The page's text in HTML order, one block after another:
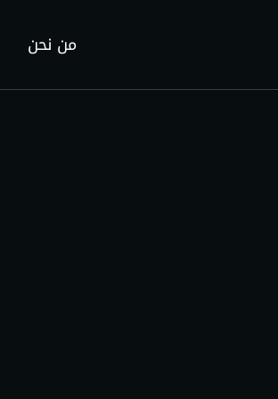
من نحن